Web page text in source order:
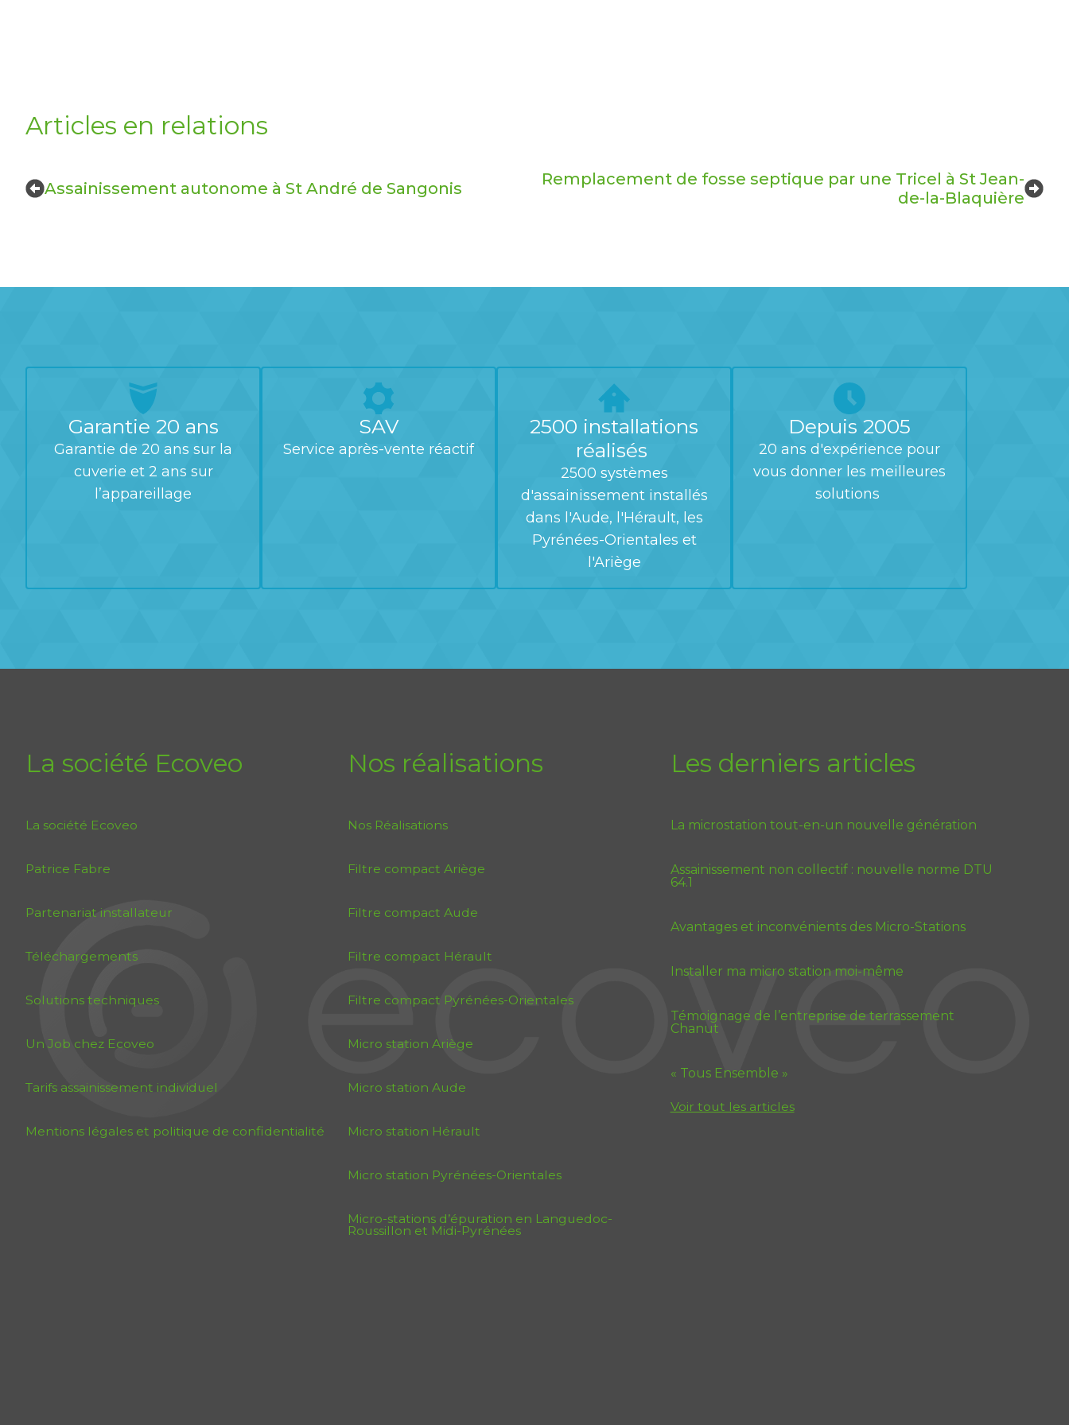
Articles en relations
Assainissement autonome à St André de Sangonis
Remplacement de fosse septique par une Tricel à St Jean-
de-la-Blaquière
Garantie 20 ans
Garantie de 20 ans sur la
cuverie et 2 ans sur
l’appareillage
SAV
Service après-vente réactif
2500 installations
réalisés
2500 systèmes
d'assainissement installés
dans l'Aude, l'Hérault, les
Pyrénées-Orientales et
l'Ariège
Depuis 2005
20 ans d'expérience pour
vous donner les meilleures
solutions
La société Ecoveo
La société Ecoveo
Patrice Fabre
Partenariat installateur
Téléchargements
Solutions techniques
Un Job chez Ecoveo
Tarifs assainissement individuel
Mentions légales et politique de confidentialité
Nos réalisations
Nos Réalisations
Filtre compact Ariège
Filtre compact Aude
Filtre compact Hérault
Filtre compact Pyrénées-Orientales
Micro station Ariège
Micro station Aude
Micro station Hérault
Micro station Pyrénées-Orientales
Micro-stations d’épuration en Languedoc-
Roussillon et Midi-Pyrénées
Les derniers articles
La microstation tout-en-un nouvelle génération
Assainissement non collectif : nouvelle norme DTU
64.1
Avantages et inconvénients des Micro-Stations
Installer ma micro station moi-même
Témoignage de l’entreprise de terrassement
Chanut
« Tous Ensemble »
Voir tout les articles